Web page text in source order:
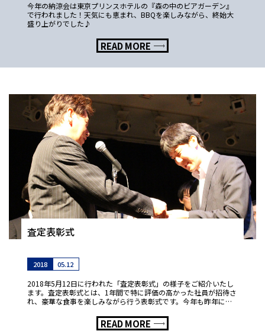
今年の納涼会は東京プリンスホテルの『森の中のビアガーデン』
で行われました！天気にも恵まれ、BBQを楽しみながら、終始大
盛り上がりでした♪
READ MORE
査定表彰式
2018 05.12
2018年5月12日に行われた「査定表彰式」の様子をご紹介いたし
ます。査定表彰式とは、1年間で特に評価の高かった社員が招待さ
れ、豪華な食事を楽しみながら行う表彰式です。今年も昨年に引
READ MORE